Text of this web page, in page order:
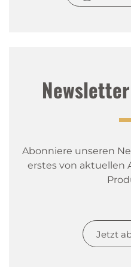
Abonniere unseren
erstes von aktuellen
Jetzt